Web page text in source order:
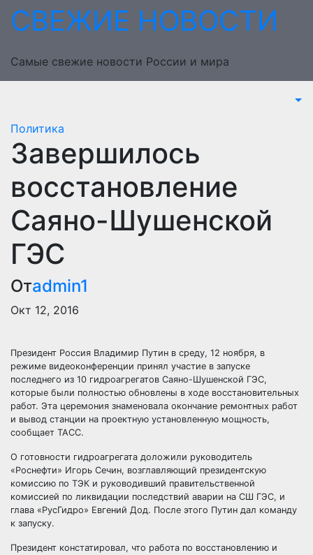
Перейти
СВЕЖИЕ НОВОСТИ
Самые свежие новости России и мира
Политика
Завершилось
восстановление
Саяно-Шушенской
ГЭС
Отadmin1
Окт 12, 2016
Президент Россия Владимир Путин в среду, 12 ноября, в
режиме видеоконференции принял участие в запуске
последнего из 10 гидроагрегатов Саяно-Шушенской ГЭС,
которые были полностью обновлены в ходе восстановительных
работ. Эта церемония знаменовала окончание ремонтных работ
и вывод станции на проектную установленную мощность,
сообщает ТАСС.
О готовности гидроагрегата доложили руководитель
«Роснефти» Игорь Сечин, возглавляющий президентскую
комиссию по ТЭК и руководивший правительственной
комиссией по ликвидации последствий аварии на СШ ГЭС, и
глава «РусГидро» Евгений Дод. После этого Путин дал команду
к запуску.
Президент констатировал, что работа по восстановлению и